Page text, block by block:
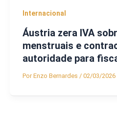
Internacional
Áustria zera IVA
menstruais e
autoridade para
PorEnzo Bernardes / 02/03/2026